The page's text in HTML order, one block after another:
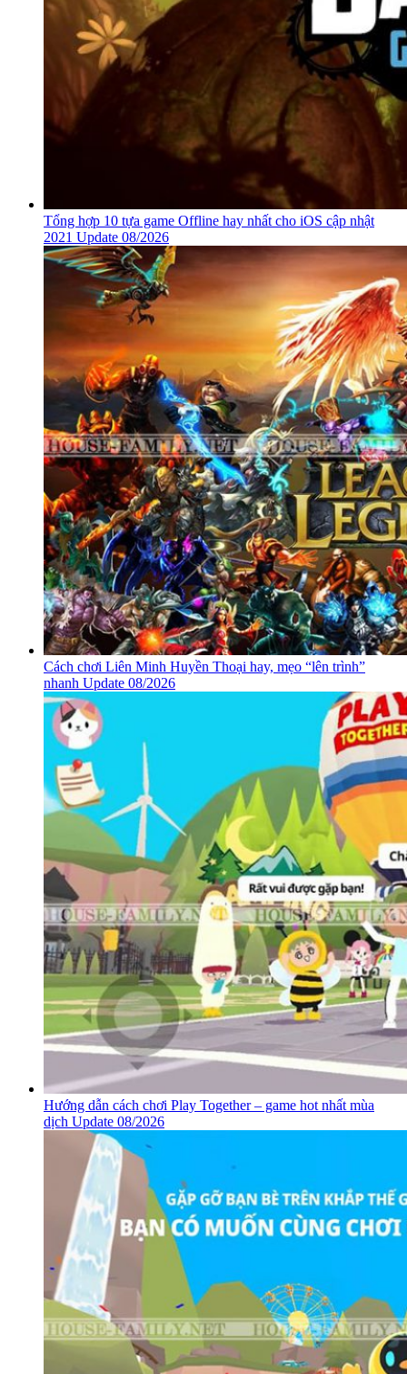
Tổng hợp 10 tựa game Offline hay nhất cho iOS cập nhật
2021 Update 08/2026
Cách chơi Liên Minh Huyền Thoại hay, mẹo “lên trình”
nhanh Update 08/2026
Hướng dẫn cách chơi Play Together – game hot nhất mùa
dịch Update 08/2026